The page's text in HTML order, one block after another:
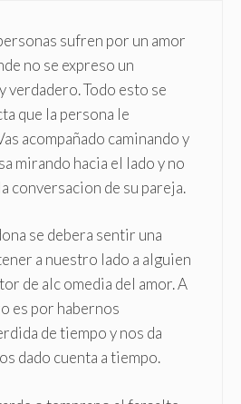
sufren por un amor
no se expreso un
verdadero. Todo esto se
que la persona le
acompañado caminando y
mirando hacia el lado y no
conversacion de su pareja.
se debera sentir una
a nuestro lado a alguien
de alc omedia del amor. A
es por habernos
de tiempo y nos da
dado cuenta a tiempo.